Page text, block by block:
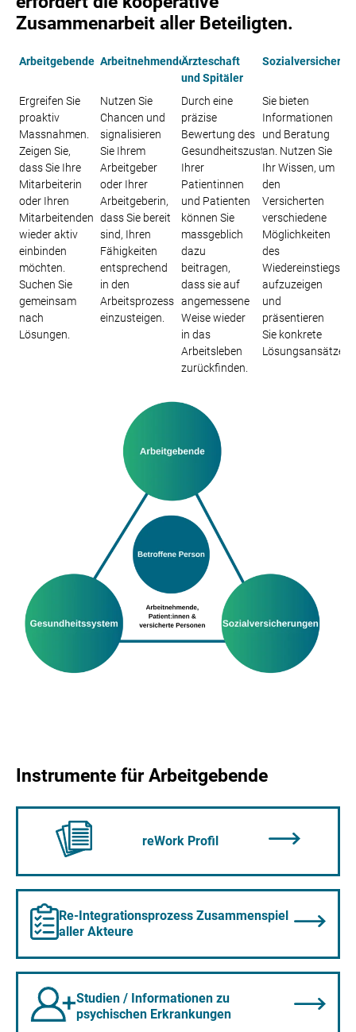
Zusammenarbeit aller Beteiligten.
Arbeitgebende ArbeitnehmendeÄrzteschaft
und Spitäler
Ergreifen Sie
proaktiv
Massnahmen.
Zeigen Sie,
dass Sie Ihre
Mitarbeiterin
oder Ihren
Mitarbeitenden
wieder aktiv
einbinden
möchten.
Suchen Sie
gemeinsam
nach
Lösungen.
Nutzen Sie
Chancen und
signalisieren
Sie Ihrem
Arbeitgeber
oder Ihrer
Arbeitgeberin,
dass Sie bereit
sind, Ihren
Fähigkeiten
entsprechend
in den
Arbeitsprozess
einzusteigen.
Durch eine
präzise
Bewertung des
Gesundheitszustandes
Ihrer
Patientinnen
und Patienten
können Sie
massgeblich
dazu
beitragen,
dass sie auf
angemessene
Weise wieder
in das
Arbeitsleben
zurückfinden.
Sie bieten
Informationen
und Beratung
an. Nutzen Sie
Ihr Wissen, um
den
Versicherten
verschiedene
Möglichkeiten
des
Wiedereinstiegs
aufzuzeigen
und
präsentieren
Sie konkrete
Lösungsansätze.
Instrumente für Arbeitgebende
reWork Profil
Re-Integrationsprozess Zusammenspiel
aller Akteure
Studien / Informationen zu
psychischen Erkrankungen